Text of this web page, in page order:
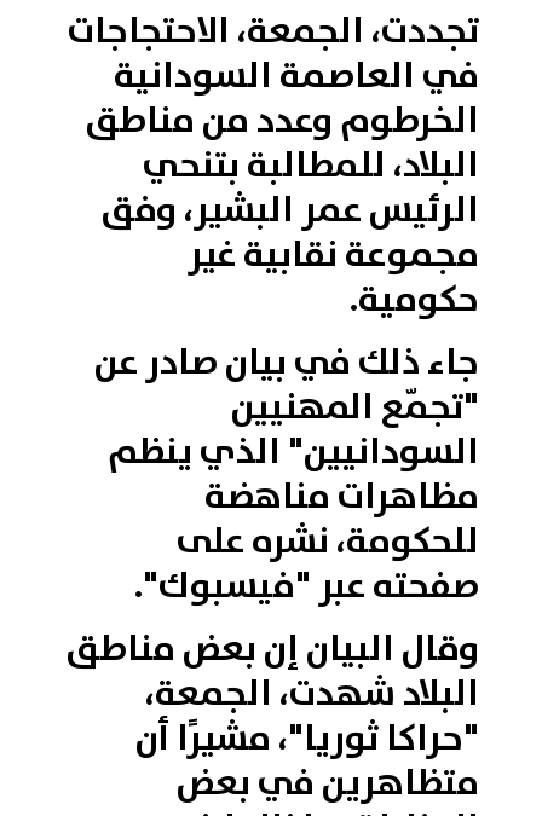
تجددت، الجمعة، الاحتجاجات
في العاصمة السودانية
الخرطوم وعدد من مناطق
البلاد، للمطالبة بتنحي
الرئيس عمر البشير، وفق
مجموعة نقابية غير
حكومية.
جاء ذلك في بيان صادر عن
"تجمّع المهنيين
السودانيين" الذي ينظم
مظاهرات مناهضة
للحكومة، نشره على
صفحته عبر "فيسبوك".
وقال البيان إن بعض مناطق
البلاد شهدت، الجمعة،
"حراكا ثوريا"، مشيرًا أن
متظاهرين في بعض